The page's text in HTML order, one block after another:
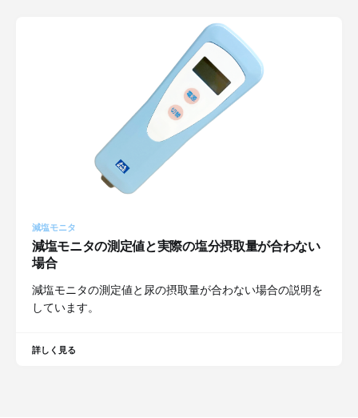
減塩モニタ
減塩モニタの測定値と実際の塩分摂取量が合わない
場合
減塩モニタの測定値と尿の摂取量が合わない場合の説明を
しています。
詳しく見る